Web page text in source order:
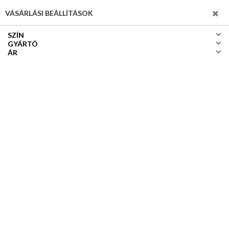
VÁSÁRLÁSI BEÁLLÍTÁSOK
SZÍN
GYÁRTÓ
ÁR